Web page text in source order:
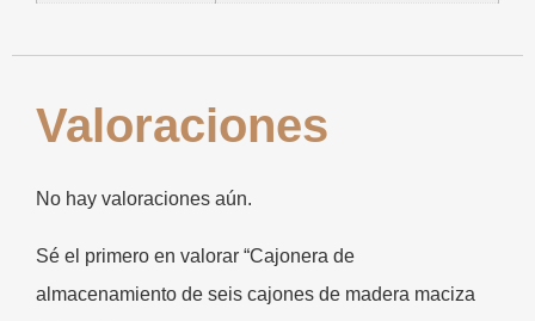
Valoraciones
No hay valoraciones aún.
Sé el primero en valorar “Cajonera de
almacenamiento de seis cajones de madera maciza